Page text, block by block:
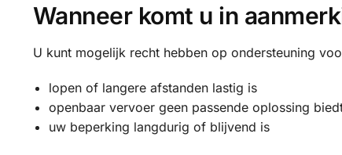
Wanneer komt u in
U kunt mogelijk recht hebben op ondersteuning
lopen of langere afstanden lastig is
openbaar vervoer geen passende oplossing
uw beperking langdurig of blijvend is